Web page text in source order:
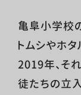
亀阜小学校
トムシやホ
2019年、そ
徒たちの立